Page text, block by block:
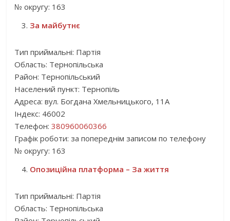
№ округу: 163
За майбутнє
Тип приймальні: Партія
Область: Тернопільська
Район: Тернопільський
Населений пункт: Тернопіль
Адреса: вул. Богдана Хмельницького, 11А
Індекс: 46002
Телефон:380960060366
Графік роботи: за попереднім записом по телефону
№ округу: 163
Опозиційна платформа – За життя
Тип приймальні: Партія
Область: Тернопільська